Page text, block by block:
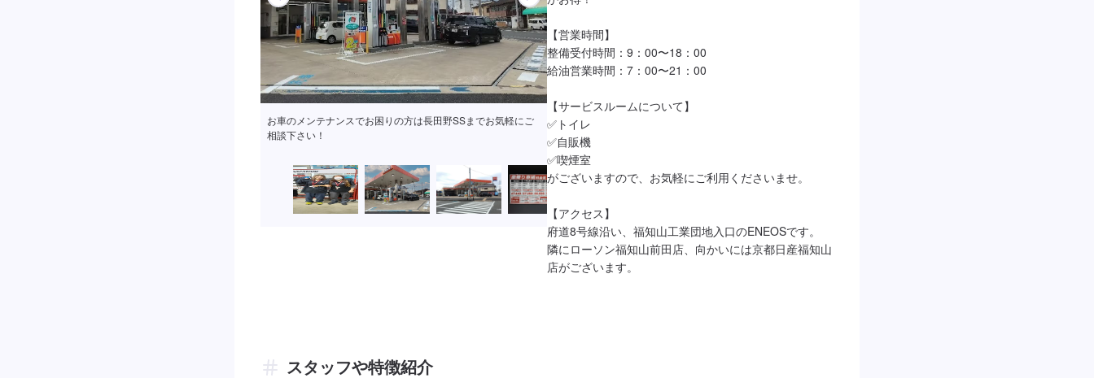
お車のメンテナンスでお困りの方は長田野SSまでお気軽にご
相談下さい！
【営業時間】
整備受付時間：9：00〜18：00
給油営業時間：7：00〜21：00
【サービスルームについて】
✅トイレ
✅自販機
✅喫煙室
がございますので、お気軽にご利用くださいませ。
【アクセス】
府道8号線沿い、福知山工業団地入口のENEOSです。
隣にローソン福知山前田店、向かいには京都日産福知山
店がございます。
スタッフや特徴紹介